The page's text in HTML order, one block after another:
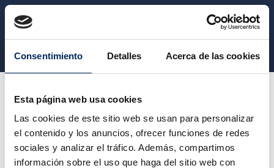
Consentimiento Detalles Acerca de las cookies
Esta página web usa cookies
Las cookies de este sitio web se usan para personalizar
el contenido y los anuncios, ofrecer funciones de redes
sociales y analizar el tráfico. Además, compartimos
información sobre el uso que haga del sitio web con
CATEGORY
Vêtement de travail Gilets de travail
GILETS DE TRAVAIL